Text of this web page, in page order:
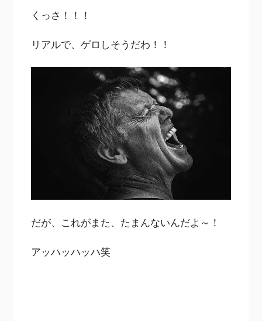
くっさ！！！
リアルで、ゲロしそうだわ！！
だが、これがまた、たまんないんだよ～！
アッハッハッハ笑